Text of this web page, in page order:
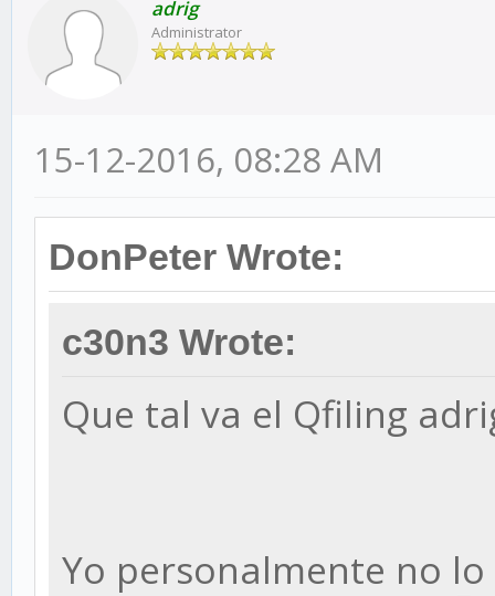
adrig
Administrator
15-12-2016, 08:28 AM
DonPeter Wrote:
c30n3 Wrote:
Que tal va el Qfiling
Yo personalmente no